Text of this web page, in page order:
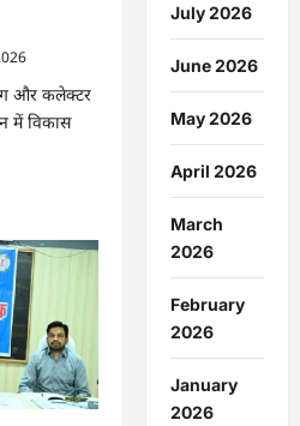
और कलेक्टर
में विकास
July 2026
June 2026
May 2026
April 2026
March
2026
February
2026
January
2026